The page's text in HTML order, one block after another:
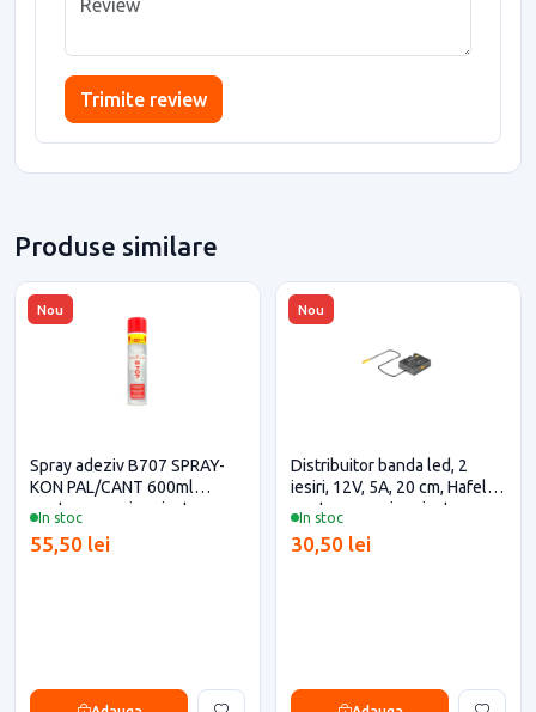
Trimite review
Produse similare
Nou
In stoc
Spray adeziv B707 SPRAY-
KON PAL/CANT 600ml
pentru casa si proiecte
55,50 lei
Nou
In stoc
Distribuitor banda led, 2
iesiri, 12V, 5A, 20 cm, Hafele
pentru casa si proiecte
30,50 lei